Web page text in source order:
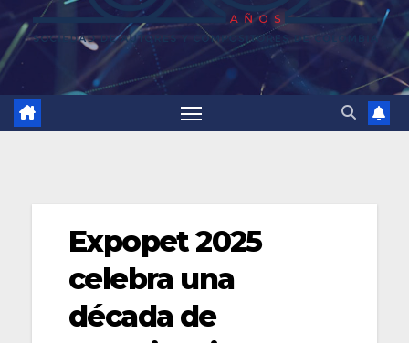
Expopet 2025
celebra una
década de